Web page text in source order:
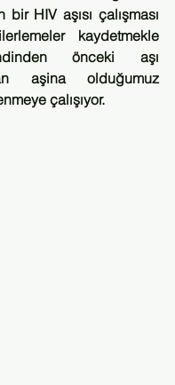
bir HIV aşısı çalışması
kaydetmekle
önceki aşı
aşina olduğumuz
çalışıyor.